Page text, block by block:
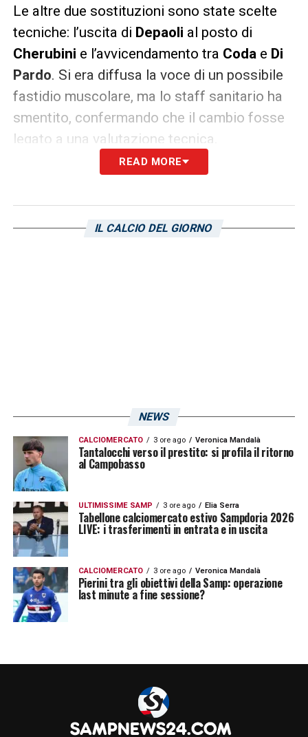
Le altre due sostituzioni sono state scelte
tecniche: l’uscita di Depaoli al posto di
Cherubini e l’avvicendamento tra Coda e Di
Pardo. Si era diffusa la voce di un possibile
fastidio muscolare, ma lo staff sanitario ha
smentito, confermando che il cambio fosse
legato a una valutazione tecnica.
Un calo generale che ha
L’andamento del punteggio, con il 2-1 che
READ MORE
IL CALCIO DEL GIORNO
NEWS
CALCIOMERCATO 3 ore ago Veronica Mandalà
Tantalocchi verso il prestito: si profila il ritorno
al Campobasso
ULTIMISSIME SAMP 3 ore ago Elia Serra
Tabellone calciomercato estivo Sampdoria 2026
LIVE: i trasferimenti in entrata e in uscita
CALCIOMERCATO 3 ore ago Veronica Mandalà
Pierini tra gli obiettivi della Samp: operazione
last minute a fine sessione?